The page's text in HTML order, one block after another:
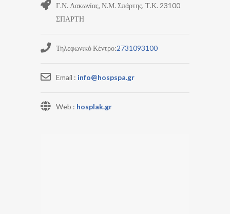
Γ.Ν. Λακωνίας, Ν.Μ. Σπάρτης, Τ.Κ. 23100
ΣΠΑΡΤΗ
Τηλεφωνικό Κέντρο:2731093100
Email : info@hospspa.gr
Web : hosplak.gr